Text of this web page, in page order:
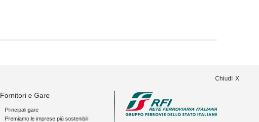
Chiudi
Fornitori e Gare
Principali gare
Premiamo le imprese più sostenibili